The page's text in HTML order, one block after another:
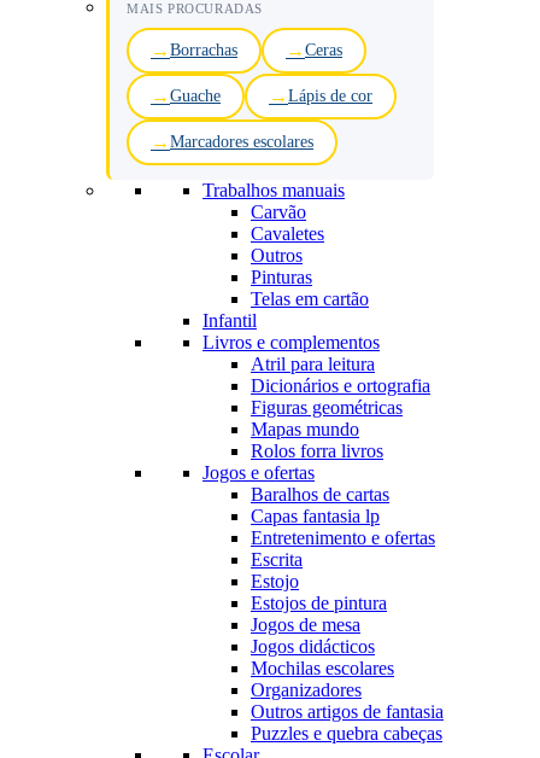
MAIS PROCURADAS
Borrachas Ceras
Guache Lápis de cor
Marcadores escolares
Trabalhos manuais
Carvão
Cavaletes
Outros
Pinturas
Telas em cartão
Infantil
Livros e complementos
Atril para leitura
Dicionários e ortografia
Figuras geométricas
Mapas mundo
Rolos forra livros
Jogos e ofertas
Baralhos de cartas
Capas fantasia lp
Entretenimento e ofertas
Escrita
Estojo
Estojos de pintura
Jogos de mesa
Jogos didácticos
Mochilas escolares
Organizadores
Outros artigos de fantasia
Puzzles e quebra cabeças